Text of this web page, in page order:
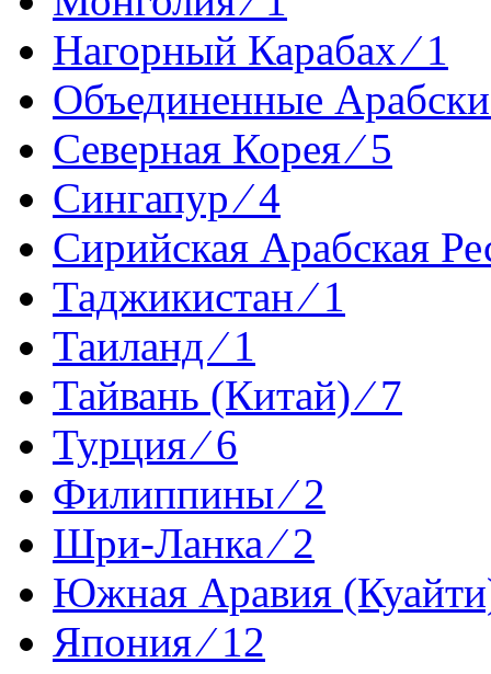
Нагорный Карабах ⁄ 1
Объединенные
Северная Корея ⁄ 5
Сингапур ⁄ 4
Сирийская Арабская
Таджикистан ⁄ 1
Таиланд ⁄ 1
Тайвань (Китай) ⁄ 7
Турция ⁄ 6
Филиппины ⁄ 2
Шри-Ланка ⁄ 2
Южная Аравия
Япония ⁄ 12